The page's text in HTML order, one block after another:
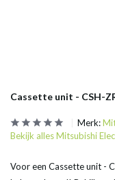
Cassette unit - CSH-
Merk:
Bekijk alles Mitsubishi
Voor een Cassette unit -